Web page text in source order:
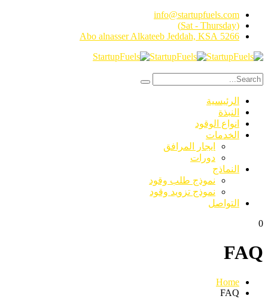
info@startupfuels.com
(Sat - Thursday)
5266 Abo alnasser Alkateeb Jeddah, KSA
الرئيسية
النبذة
انواع الوقود
الخدمات
ايجار المرافق
دورات
النماذج
نموذج طلب وقود
نموذج تزويد وقود
التواصل
0
FAQ
Home
FAQ